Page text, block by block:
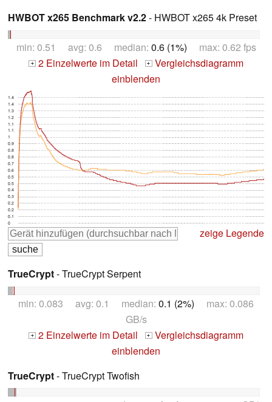
HWBOT x265 Benchmark v2.2- HWBOT x265 4k Preset
min: 0.51 avg: 0.6 median: 0.6 (1%) max: 0.62 fps
+ 2 Einzelwerte im Detail + Vergleichsdiagramm
einblenden
0
0.1
0.2
0.2
0.3
0.4
0.5
0.5
0.6
0.7
0.8
0.8
0.9
1
1.1
1.1
1.2
1.3
1.4
1.4
zeige Legende
TrueCrypt- TrueCrypt Serpent
min: 0.083 avg: 0.1 median: 0.1 (2%) max: 0.086
GB/s
+ 2 Einzelwerte im Detail + Vergleichsdiagramm
einblenden
TrueCrypt- TrueCrypt Twofish